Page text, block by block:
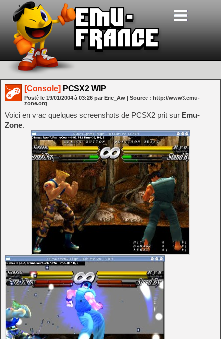
[Console] PCSX2 WIP
Posté le 19/01/2004 à 03:26 par Eric_Aw | Source : http://www3.emu-
zone.org
Voici en vrac quelques screenshots de PCSX2 prit sur Emu-
Zone.